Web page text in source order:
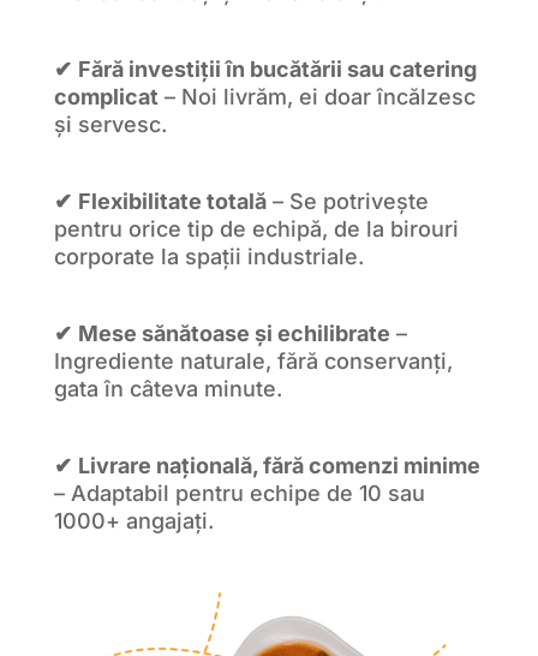
✔ Fără investiții în bucătării sau catering
complicat – Noi livrăm, ei doar încălzesc
și servesc.
✔ Flexibilitate totală– Se potrivește
pentru orice tip de echipă, de la birouri
corporate la spații industriale.
✔ Mese sănătoase și echilibrate –
Ingrediente naturale, fără conservanți,
gata în câteva minute.
✔ Livrare națională, fără comenzi minime
– Adaptabil pentru echipe de 10 sau
1000+ angajați.